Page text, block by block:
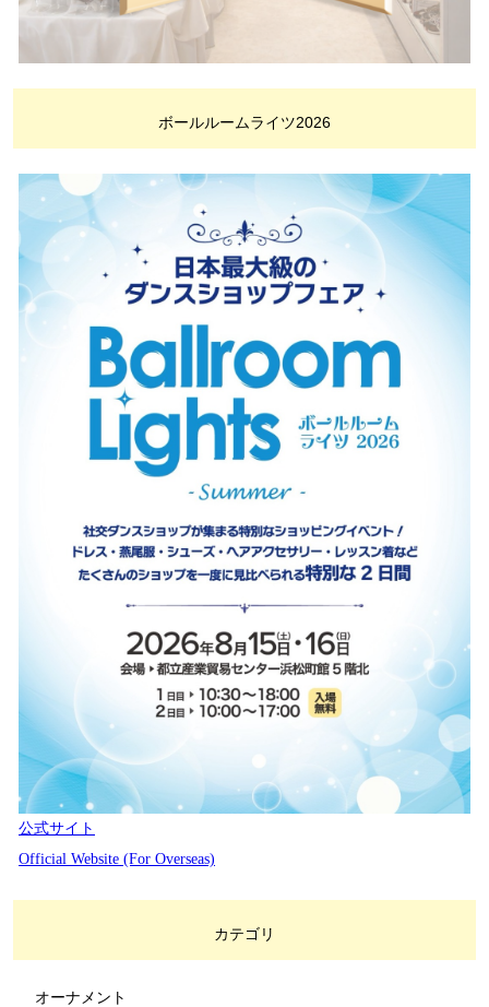
ボールルームライツ2026
公式サイト
Official Website (For Overseas)
カテゴリ
オーナメント